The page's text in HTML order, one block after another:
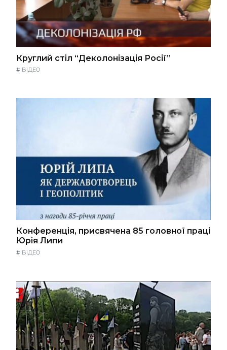
Круглий стіл “Деколонізація Росії”
# ВІДЕО
Конференція, присвячена 85 головної праці
Юрія Липи
# ВІДЕО